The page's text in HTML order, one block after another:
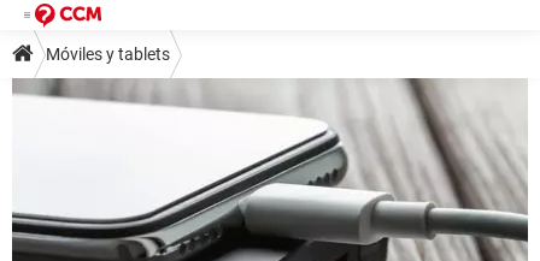
Móviles y tablets